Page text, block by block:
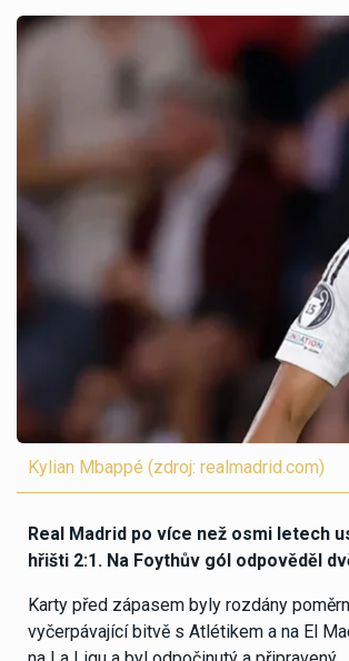
Kylian Mbappé (zdroj: realmadrid.com)
Real Madrid po více než osmi letech
hřišti 2:1. Na Foythův gól odpověděl
Karty před zápasem byly rozdány
vyčerpávající bitvě s Atlétikem a na El